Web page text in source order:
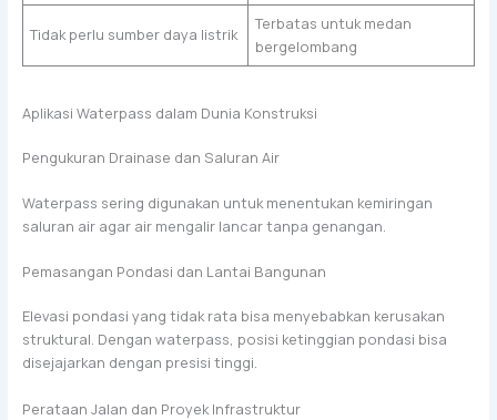
Tidak perlu sumber daya listrik
Terbatas untuk medan
bergelombang
Aplikasi Waterpass dalam Dunia Konstruksi
Pengukuran Drainase dan Saluran Air
Waterpass sering digunakan untuk menentukan kemiringan
saluran air agar air mengalir lancar tanpa genangan.
Pemasangan Pondasi dan Lantai Bangunan
Elevasi pondasi yang tidak rata bisa menyebabkan kerusakan
struktural. Dengan waterpass, posisi ketinggian pondasi bisa
disejajarkan dengan presisi tinggi.
Perataan Jalan dan Proyek Infrastruktur